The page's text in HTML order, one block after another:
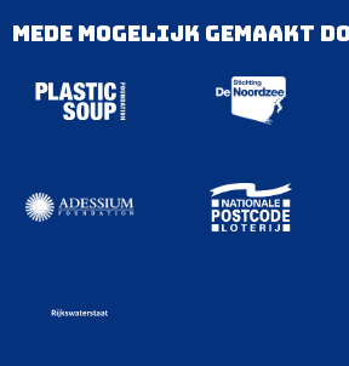
Mede mogelijk gemaakt